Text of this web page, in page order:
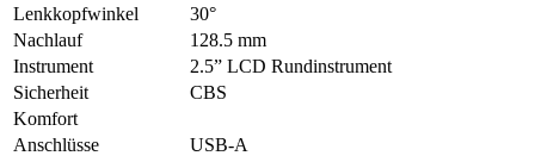
Lenkkopfwinkel
30°
Nachlauf
128.5 mm
Instrument
2.5” LCD Rundinstrument
Sicherheit
CBS
Komfort
Anschlüsse
USB-A